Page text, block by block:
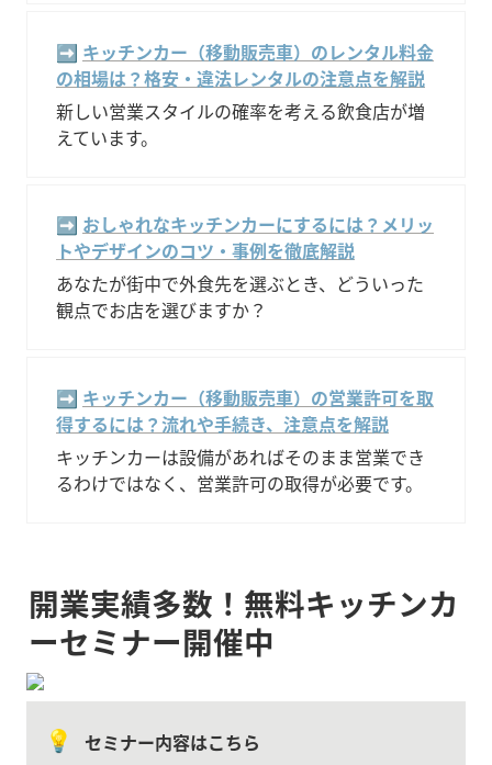
➡️ キッチンカー（移動販売車）のレンタル料金
の相場は？格安・違法レンタルの注意点を解説
新しい営業スタイルの確率を考える飲食店が増
えています。
➡️ おしゃれなキッチンカーにするには？メリッ
トやデザインのコツ・事例を徹底解説
あなたが街中で外食先を選ぶとき、どういった
観点でお店を選びますか？
➡️ キッチンカー（移動販売車）の営業許可を取
得するには？流れや手続き、注意点を解説
キッチンカーは設備があればそのまま営業でき
るわけではなく、営業許可の取得が必要です。
開業実績多数！無料キッチンカ
ーセミナー開催中
💡
セミナー内容はこちら